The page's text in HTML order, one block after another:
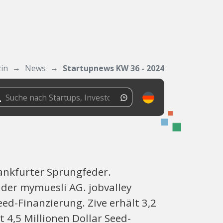
News Startupnews KW 36 - 2024
Sprungfeder.
mymuesli AG. jobvalley
Finanzierung. Zive erhält 3,2
4,5 Millionen Dollar Seed-